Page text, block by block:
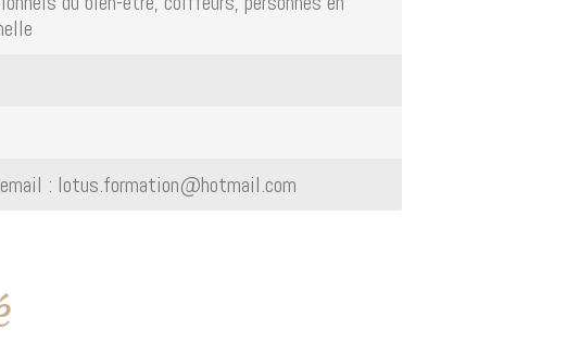
: lotus.formation@hotmail.com